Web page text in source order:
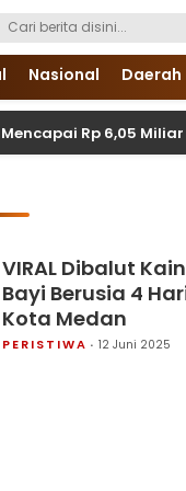
Sumatera Utara dan
Nasional Daerah
Rp 6,05 Miliar
VIRAL Dibalut
Bayi Berusia 4
Kota Medan
PERISTIWA 12 Juni 2025